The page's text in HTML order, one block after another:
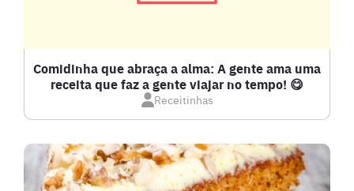
COMPOTAS E GELEIAS
DOCES E SOBREMESAS
DRINKS
Comidinha que abraça a alma: A gente ama uma
receita que faz a gente viajar no tempo! 😋
Receitinhas